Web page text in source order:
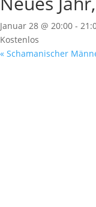
Januar 28 @ 20:00 -
Kostenlos
« Schamanischer